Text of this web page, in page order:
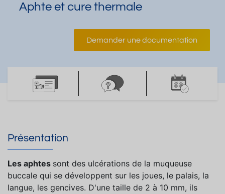
Aphte et cure thermale
Demander une documentation
Présentation
Les aphtes sont des ulcérations de la muqueuse
buccale qui se développent sur les joues, le palais, la
langue, les gencives. D'une taille de 2 à 10 mm, ils